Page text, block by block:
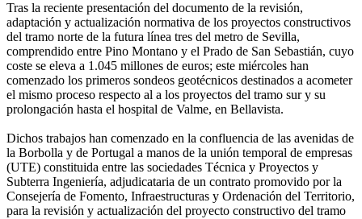
Tras la reciente presentación del documento de la revisión,
adaptación y actualización normativa de los proyectos constructivos
del tramo norte de la futura línea tres del metro de Sevilla,
comprendido entre Pino Montano y el Prado de San Sebastián, cuyo
coste se eleva a 1.045 millones de euros; este miércoles han
comenzado los primeros sondeos geotécnicos destinados a acometer
el mismo proceso respecto al a los proyectos del tramo sur y su
prolongación hasta el hospital de Valme, en Bellavista.
Dichos trabajos han comenzado en la confluencia de las avenidas de
la Borbolla y de Portugal a manos de la unión temporal de empresas
(UTE) constituida entre las sociedades Técnica y Proyectos y
Subterra Ingeniería, adjudicataria de un contrato promovido por la
Consejería de Fomento, Infraestructuras y Ordenación del Territorio,
para la revisión y actualización del proyecto constructivo del tramo